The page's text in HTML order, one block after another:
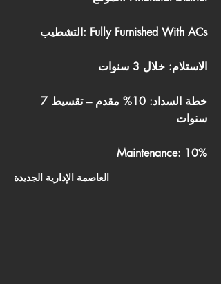
التشطيب: Fully Furnished With ACs
الاستلام: خلال 3 سنوات
خطة السداد: 10% مقدم – تقسيط 7
سنوات
Maintenance: 10%
العاصمة الإدارية الجديدة